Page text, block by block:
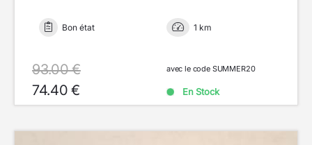
Bon état 1 km
93.00 €
74.40 €
avec le code SUMMER20
En Stock